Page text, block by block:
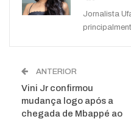
Jornalista
ANTERIOR
Vini Jr confirmou
mudança logo após a
chegada de Mbappé ao